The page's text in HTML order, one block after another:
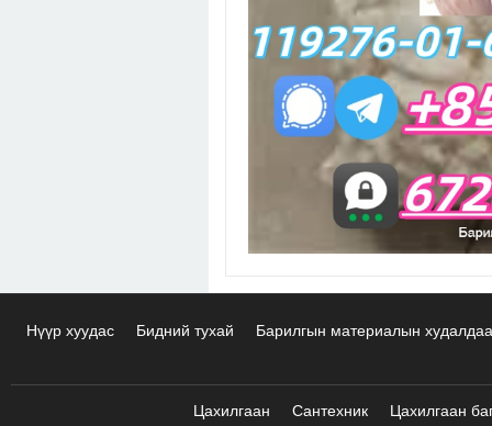
Нүүр хуудас Бидний тухай Барилгын материалын
Цахилгаан Сантехник Цахилгаан